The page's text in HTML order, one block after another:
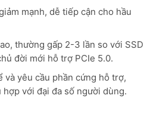
mạnh, dễ tiếp cận cho hầu
thường gấp 2-3 lần so với SSD
đời mới hỗ trợ PCIe 5.0.
và yêu cầu phần cứng hỗ trợ,
với đại đa số người dùng.